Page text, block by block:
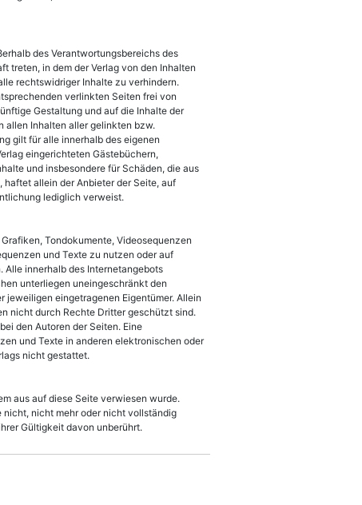
des Verantwortungsbereichs des
treten, in dem der Verlag von den Inhalten
rechtswidriger Inhalte zu verhindern.
verlinkten Seiten frei von
Gestaltung und auf die Inhalte der
allen Inhalten aller gelinkten bzw.
gilt für alle innerhalb des eigenen
eingerichteten Gästebüchern,
und insbesondere für Schäden, die aus
allein der Anbieter der Seite, auf
lediglich verweist.
Tondokumente, Videosequenzen
und Texte zu nutzen oder auf
innerhalb des Internetangebots
unterliegen uneingeschränkt den
eingetragenen Eigentümer. Allein
nicht durch Rechte Dritter geschützt sind.
den Autoren der Seiten. Eine
und Texte in anderen elektronischen oder
nicht gestattet.
aus auf diese Seite verwiesen wurde.
nicht, nicht mehr oder nicht vollständig
Gültigkeit davon unberührt.